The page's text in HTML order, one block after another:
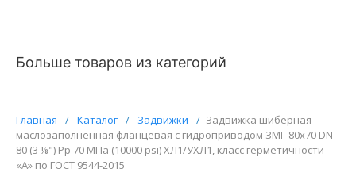
Больше товаров из категорий
Главная / Каталог / Задвижки / Задвижка шиберная
маслозаполненная фланцевая с гидроприводом ЗМГ-80х70 DN
80 (3 ⅛") Pр 70 МПа (10000 psi) ХЛ1/УХЛ1, класс герметичности
«А» по ГОСТ 9544-2015